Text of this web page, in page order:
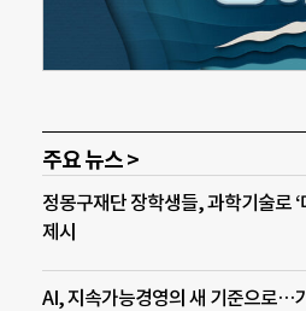
주요 뉴스 >
정몽구재단 장학생들, 과학기술로 ‘
제시
AI, 지속가능경영의 새 기준으로…